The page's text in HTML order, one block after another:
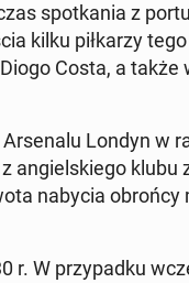
spo­tka­nia z
kilku pił­ka­rzy
Costa, a
Londyn w
an­giel­skie­go
nabycia
r. W przy­pad­ku